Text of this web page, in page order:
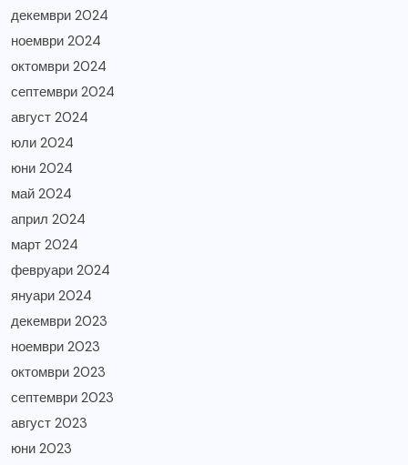
декември 2024
ноември 2024
октомври 2024
септември 2024
август 2024
юли 2024
юни 2024
май 2024
април 2024
март 2024
февруари 2024
януари 2024
декември 2023
ноември 2023
октомври 2023
септември 2023
август 2023
юни 2023